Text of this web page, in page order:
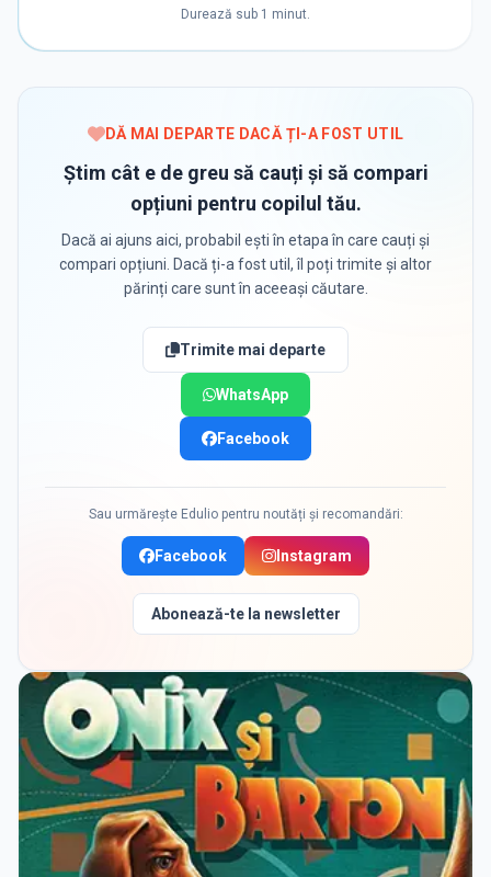
Durează sub 1 minut.
DĂ MAI DEPARTE DACĂ ȚI-A FOST UTIL
Știm cât e de greu să cauți și să compari
opțiuni pentru copilul tău.
Dacă ai ajuns aici, probabil ești în etapa în care cauți și
compari opțiuni. Dacă ți-a fost util, îl poți trimite și altor
părinți care sunt în aceeași căutare.
Trimite mai departe
WhatsApp
Facebook
Sau urmărește Edulio pentru noutăți și recomandări:
Facebook Instagram
Abonează-te la newsletter